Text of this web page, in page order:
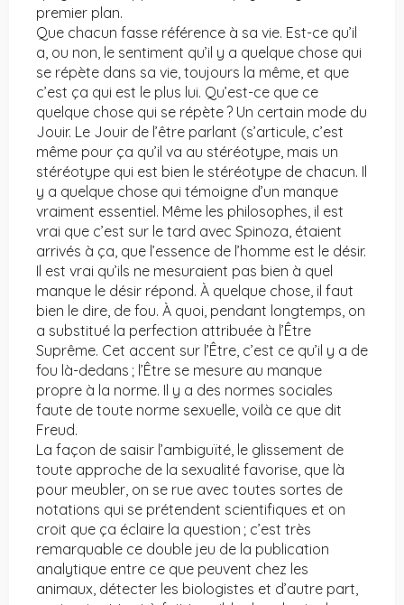
premier plan.
Que chacun fasse référence à sa vie. Est-ce qu’il
a, ou non, le sentiment qu’il y a quelque chose qui
se répète dans sa vie, toujours la même, et que
c’est ça qui est le plus lui. Qu’est-ce que ce
quelque chose qui se répète ? Un certain mode du
Jouir. Le Jouir de l’être parlant (s’articule, c’est
même pour ça qu’il va au stéréotype, mais un
stéréotype qui est bien le stéréotype de chacun. Il
y a quelque chose qui témoigne d’un manque
vraiment essentiel. Même les philosophes, il est
vrai que c’est sur le tard avec Spinoza, étaient
arrivés à ça, que l’essence de l’homme est le désir.
Il est vrai qu’ils ne mesuraient pas bien à quel
manque le désir répond. À quelque chose, il faut
bien le dire, de fou. À quoi, pendant longtemps, on
a substitué la perfection attribuée à l’Être
Suprême. Cet accent sur l’Être, c’est ce qu’il y a de
fou là-dedans ; l’Être se mesure au manque
propre à la norme. Il y a des normes sociales
faute de toute norme sexuelle, voilà ce que dit
Freud.
La façon de saisir l’ambiguïté, le glissement de
toute approche de la sexualité favorise, que là
pour meubler, on se rue avec toutes sortes de
notations qui se prétendent scientifiques et on
croit que ça éclaire la question ; c’est très
remarquable ce double jeu de la publication
analytique entre ce que peuvent chez les
animaux, détecter les biologistes et d’autre part,